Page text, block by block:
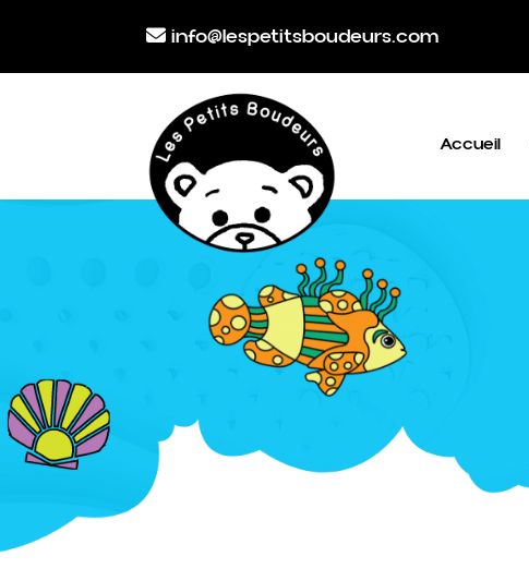
info@lespetitsboudeurs.com
Accueil